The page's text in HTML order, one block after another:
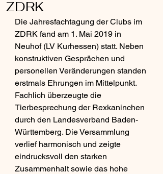
ZDRK
Die Jahresfachtagung der Clubs im
ZDRK fand am 1. Mai 2019 in
Neuhof (LV Kurhessen) statt. Neben
konstruktiven Gesprächen und
personellen Veränderungen standen
erstmals Ehrungen im Mittelpunkt.
Fachlich überzeugte die
Tierbesprechung der Rexkaninchen
durch den Landesverband Baden-
Württemberg. Die Versammlung
verlief harmonisch und zeigte
eindrucksvoll den starken
Zusammenhalt sowie das hohe